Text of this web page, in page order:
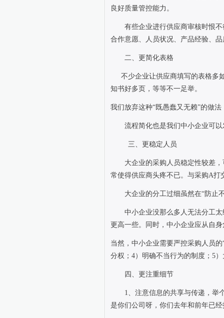
良好质量管控能力。
有些企业进行供应商审核时恨
合作意愿、人员状况、产品经验、
二、更简化表格
不少企业让供应商填写的表格多
知书好多页，等等不一足举。
我们放弃这种“既愚蠢又无赖”的做
流程简化也是我们中小企业可
三、更稳定人员
大企业的采购人员稳定性较差
常使得供应商头疼不已。与采购A打
大企业的分工过细虽然在“防止
中小企业没那么多人无法分工
更高一些。同时，中小企业应从自
当然，中小企业需要严控采购人员
分权； 4）明确不当行为的制度； 5）
四、更注重细节
1 、注意信息的共享与传递，
是你们公司呀，你们去年和前年已